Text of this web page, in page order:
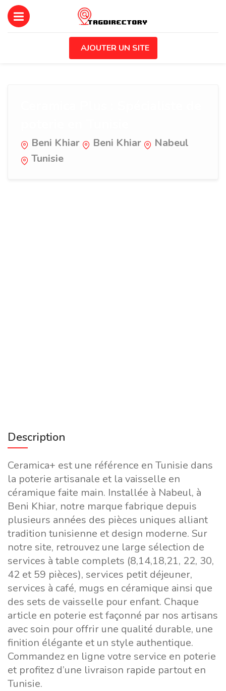
AJOUTER UN SITE
Beni Khiar Beni Khiar
Nabeul
Tunisie
Description
Ceramica+ est une référence en Tunisie dans
la poterie artisanale et la vaisselle en
céramique faite main. Installée à Nabeul, à
Beni Khiar, notre marque fabrique depuis
plusieurs années des pièces uniques alliant
tradition tunisienne et design moderne. Sur
notre site, retrouvez une large sélection de
services à table complets (8,14,18,21, 22, 30,
42 et 59 pièces), services petit déjeuner,
services à café, mugs en céramique ainsi que
des sets de vaisselle pour enfant. Chaque
article en poterie est façonné par nos artisans
avec soin pour offrir une qualité durable, une
finition élégante et un style authentique.
Commandez en ligne votre service en poterie
et profitez d’une livraison rapide partout en
Tunisie.